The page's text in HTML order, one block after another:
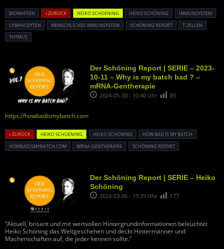
BIOWAFFEN « ZURÜCK HEIKO SCHOENING HEIKO SCHÖNING
IMMUNSYSTEM
LYMPHOZYTEN
MENSCHLICHES IMMUNSYSTEM SCHÖNING REPORT
T-ZELLEN
THYMUS
Der Schöning Report | SERIE – 2023-
10-11 – Why is my batch bad ? –
mRNA-Gentherapie
2024-05-30 - 10:40 Uhr 85
https://howbadismybatch.com
« ZURÜCK HEIKO SCHOENING HEIKO SCHÖNING
HOW BAD IS MY BATCH
HOWBADISMYBATCH.COM
MRNA-GENTHERAPIE SCHÖNING REPORT
Der Schöning Report | SERIE – Heiko
Schöning
2024-03-06 - 13:35 Uhr 177
“Aktuell, brisant und mit wertvollen Hintergrundinformationen beleuchtet
Heiko Schöning das Weltgeschehen und deckt Hintermänner und
Machenschaften auf, die jeder kennen sollte.”